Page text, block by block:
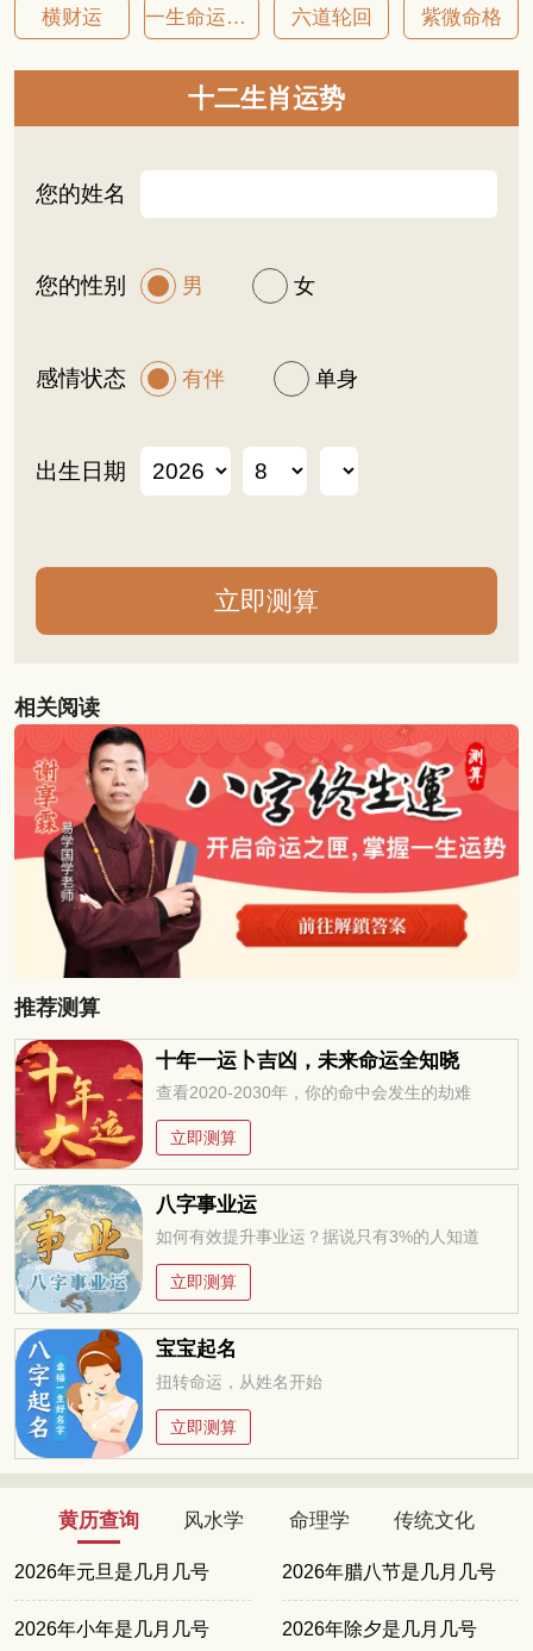
横财运 一生命运详批 六道轮回 紫微命格
十二生肖运势
您的姓名
您的性别 男 女
感情状态 有伴 单身
出生日期
相关阅读
推荐测算
十年一运卜吉凶，未来命运全知晓
查看2020-2030年，你的命中会发生的劫难
立即测算
八字事业运
如何有效提升事业运？据说只有3%的人知道
立即测算
宝宝起名
扭转命运，从姓名开始
立即测算
黄历查询 风水学 命理学 传统文化
2026年元旦是几月几号 2026年腊八节是几月几号
2026年小年是几月几号 2026年除夕是几月几号